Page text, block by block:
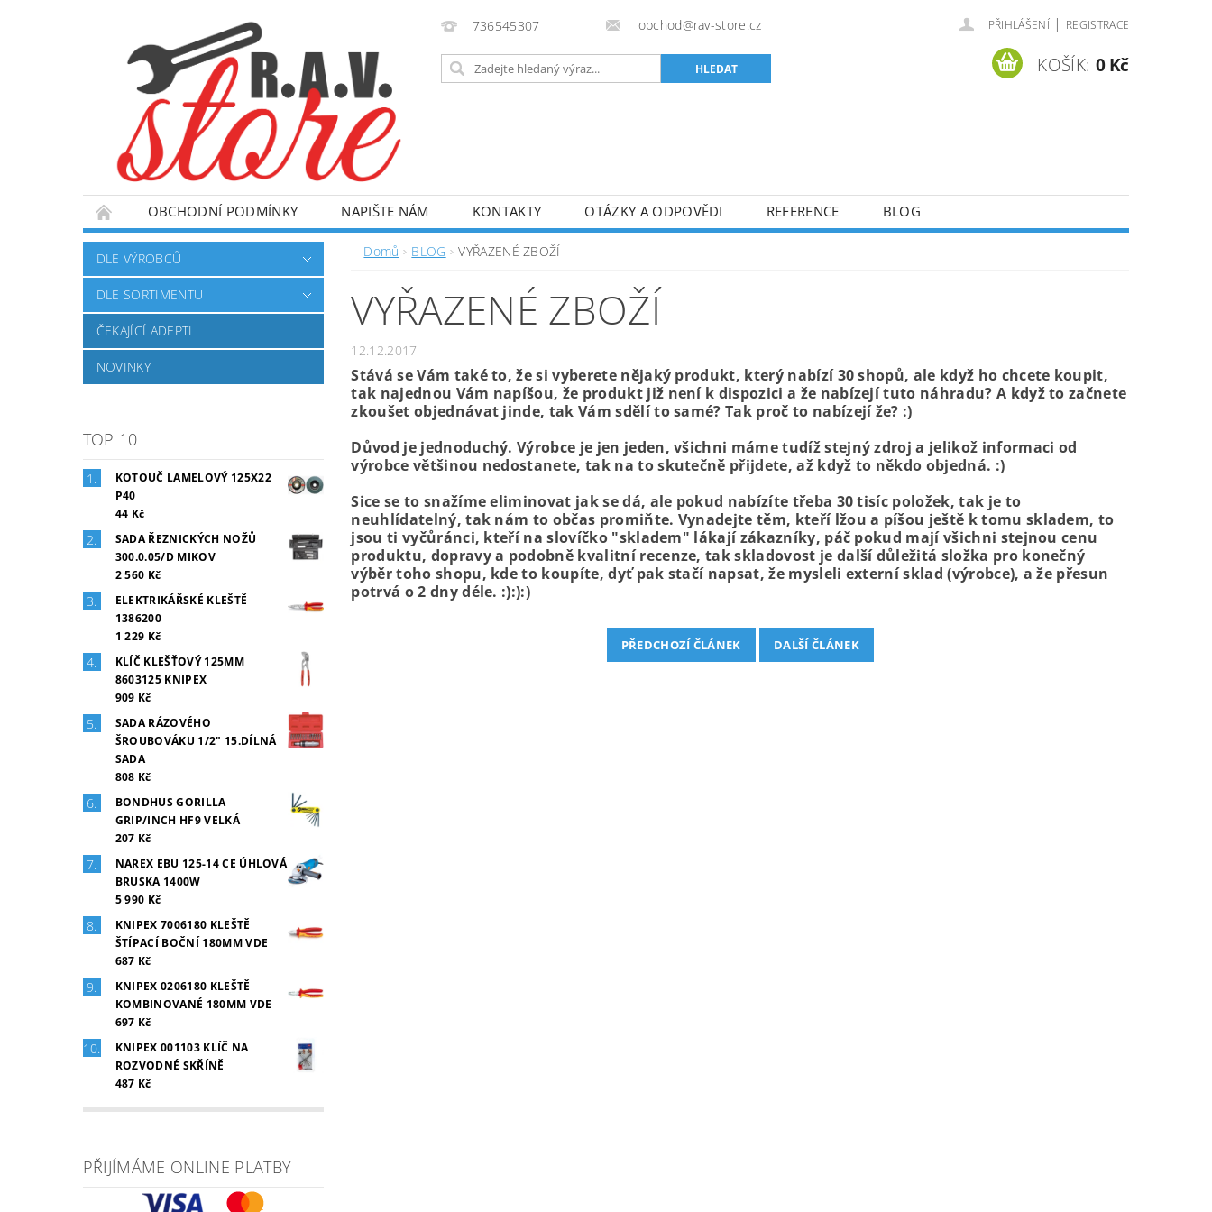
736545307 obchod@rav-store.cz PŘIHLÁŠENÍ | REGISTRACE
KOŠÍK: 0 Kč
OBCHODNÍ PODMÍNKY NAPIŠTE NÁM KONTAKTY OTÁZKY A ODPOVĚDI REFERENCE BLOG
DLE VÝROBCŮ
DLE SORTIMENTU
ČEKAJÍCÍ ADEPTI
NOVINKY
TOP 10
KOTOUČ LAMELOVÝ 125X22
P40
44 Kč
SADA ŘEZNICKÝCH NOŽŮ
300.0.05/D MIKOV
2 560 Kč
ELEKTRIKÁŘSKÉ KLEŠTĚ
1386200
1 229 Kč
KLÍČ KLEŠŤOVÝ 125MM
8603125 KNIPEX
909 Kč
SADA RÁZOVÉHO
ŠROUBOVÁKU 1/2" 15.DÍLNÁ
SADA
808 Kč
BONDHUS GORILLA
GRIP/INCH HF9 VELKÁ
207 Kč
NAREX EBU 125-14 CE ÚHLOVÁ
BRUSKA 1400W
5 990 Kč
KNIPEX 7006180 KLEŠTĚ
ŠTÍPACÍ BOČNÍ 180MM VDE
687 Kč
KNIPEX 0206180 KLEŠTĚ
KOMBINOVANÉ 180MM VDE
697 Kč
KNIPEX 001103 KLÍČ NA
ROZVODNÉ SKŘÍNĚ
487 Kč
PŘIJÍMÁME ONLINE PLATBY
Domů BLOG VYŘAZENÉ ZBOŽÍ
VYŘAZENÉ ZBOŽÍ
12.12.2017
Stává se Vám také to, že si vyberete nějaký produkt, který nabízí 30 shopů, ale když ho chcete koupit,
tak najednou Vám napíšou, že produkt již není k dispozici a že nabízejí tuto náhradu? A když to začnete
zkoušet objednávat jinde, tak Vám sdělí to samé? Tak proč to nabízejí že? :)
Důvod je jednoduchý. Výrobce je jen jeden, všichni máme tudíž stejný zdroj a jelikož informaci od
výrobce většinou nedostanete, tak na to skutečně přijdete, až když to někdo objedná. :)
Sice se to snažíme eliminovat jak se dá, ale pokud nabízíte třeba 30 tisíc položek, tak je to
neuhlídatelný, tak nám to občas promiňte. Vynadejte těm, kteří lžou a píšou ještě k tomu skladem, to
jsou ti vyčůránci, kteří na slovíčko "skladem" lákají zákazníky, páč pokud mají všichni stejnou cenu
produktu, dopravy a podobně kvalitní recenze, tak skladovost je další důležitá složka pro konečný
výběr toho shopu, kde to koupíte, dyť pak stačí napsat, že mysleli externí sklad (výrobce), a že přesun
potrvá o 2 dny déle. :):):)
PŘEDCHOZÍ ČLÁNEK DALŠÍ ČLÁNEK